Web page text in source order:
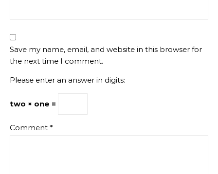
Save my name, email, and website in this browser for
the next time I comment.
Please enter an answer in digits:
two × one =
Comment *